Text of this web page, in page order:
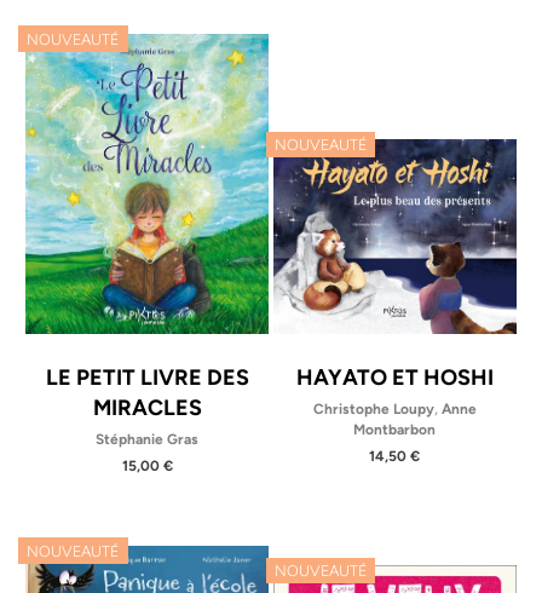
NOUVEAUTÉ
LE PETIT LIVRE DES
MIRACLES
Stéphanie Gras
15,00 €
NOUVEAUTÉ
HAYATO ET HOSHI
Christophe Loupy, Anne
Montbarbon
14,50 €
NOUVEAUTÉ
NOUVEAUTÉ